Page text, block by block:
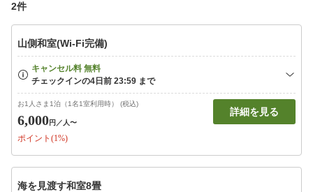
2件
山側和室(Wi-Fi完備)
お1人さま1泊（1名1室利用時） (税込)
6,000円 ／人〜
ポイント(1%)
詳細を見る
海を見渡す和室8畳